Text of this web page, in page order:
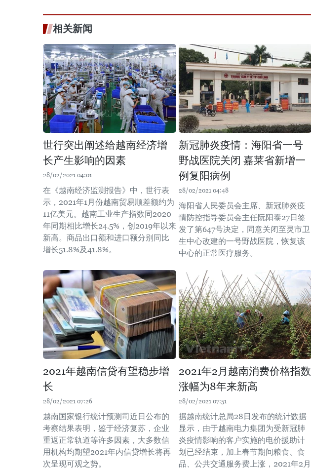
相关新闻
世行突出阐述给越南经济增
长产生影响的因素
28/02/2021 04:01
在《越南经济监测报告》中，世行表
示，2021年1月份越南贸易顺差额约为
11亿美元。越南工业生产指数同2020
年同期相比增长24.5%，创2019年以来
新高。商品出口额和进口额分别同比
增长51.8%及41.8%。
新冠肺炎疫情：海阳省一号
野战医院关闭 嘉莱省新增一
例复阳病例
28/02/2021 04:48
海阳省人民委员会主席、新冠肺炎疫
情防控指导委员会主任阮阳泰27日签
发了第647号决定，同意关闭至灵市卫
生中心改建的一号野战医院，恢复该
中心的正常医疗服务。
2021年越南信贷有望稳步增
长
28/02/2021 07:26
越南国家银行统计预测司近日公布的
考察结果表明，鉴于经济复苏，企业
重返正常轨道等许多因素，大多数信
用机构均期望2021年内信贷增长将再
次呈现可观之势。
2021年2月越南消费价格指数
涨幅为8年来新高
28/02/2021 07:51
据越南统计总局28日发布的统计数据
显示，由于越南电力集团为受新冠肺
炎疫情影响的客户实施的电价援助计
划已经结束，加上春节期间粮食、食
品、公共交通服务费上涨，2021年2月